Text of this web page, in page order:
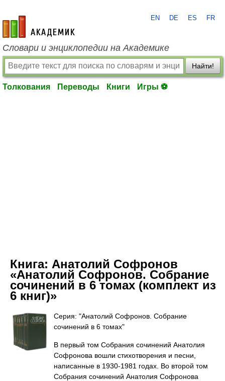
academic.ru
EN DE ES FR
Словари и энциклопедии на Академике
Найти!
Толкования Переводы Книги Игры ⚽
Книга: Анатолий Софронов
«Анатолий Софронов. Собрание
сочинений в 6 томах (комплект из
6 книг)»
Серия: "Анатолий Софронов. Собрание
сочинений в 6 томах"
В первый том Собрания сочинений Анатолия
Софронова вошли стихотворения и песни,
написанные в 1930-1981 годах. Во второй том
Собрания сочинений Анатолия Софронова